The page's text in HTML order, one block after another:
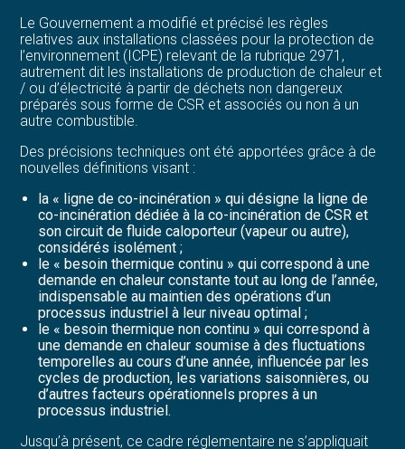
Le Gouvernement a modifié et précisé les règles
relatives aux installations classées pour la protection de
l’environnement (ICPE) relevant de la rubrique 2971,
autrement dit les installations de production de chaleur et
/ ou d’électricité à partir de déchets non dangereux
préparés sous forme de CSR et associés ou non à un
autre combustible.
Des précisions techniques ont été apportées grâce à de
nouvelles définitions visant :
la « ligne de co-incinération » qui désigne la ligne de
co-incinération dédiée à la co-incinération de CSR et
son circuit de fluide caloporteur (vapeur ou autre),
considérés isolément ;
le « besoin thermique continu » qui correspond à une
demande en chaleur constante tout au long de l’année,
indispensable au maintien des opérations d’un
processus industriel à leur niveau optimal ;
le « besoin thermique non continu » qui correspond à
une demande en chaleur soumise à des fluctuations
temporelles au cours d’une année, influencée par les
cycles de production, les variations saisonnières, ou
d’autres facteurs opérationnels propres à un
processus industriel.
Jusqu’à présent, ce cadre réglementaire ne s’appliquait